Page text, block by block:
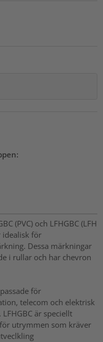
(PVC) och LFHGBC (LFH
idealisk för
Dessa märkningar
i rullar och har chevron
för
telecom och elektrisk
är speciellt
utrymmen som kräver